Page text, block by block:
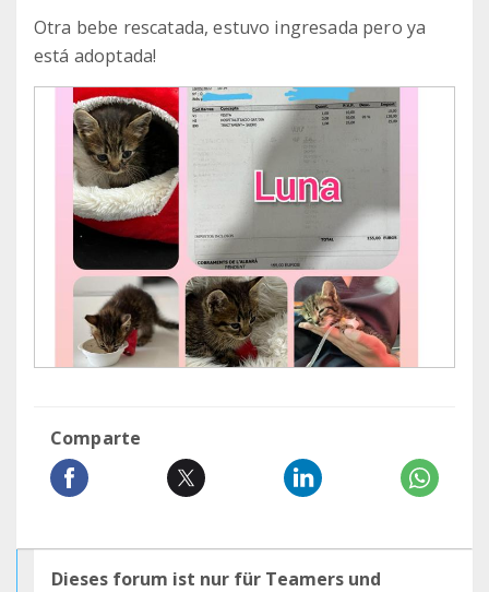
Otra bebe rescatada, estuvo ingresada pero ya
está adoptada!
Comparte
Dieses forum ist nur für Teamers und